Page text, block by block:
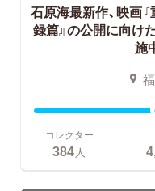
石原海最新作、映画
録篇』の公開に向け
施
コレクター
384 人